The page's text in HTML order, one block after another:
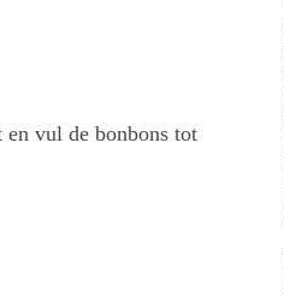
en vul de bonbons tot